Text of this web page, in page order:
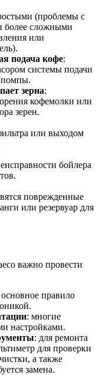
(проблемы с
более сложными
или
подача кофе:
системы подачи
помпы.
зерна:
кофемолки или
зерен.
или выходом
бойлера
поврежденные
или резервуар для
важно провести
основное правило
: многие
настройками.
: для ремонта
для проверки
а также
замена.